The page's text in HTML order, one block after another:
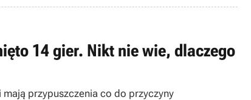
14 gier. Nikt nie wie, dlaczego
mają przypuszczenia co do przyczyny